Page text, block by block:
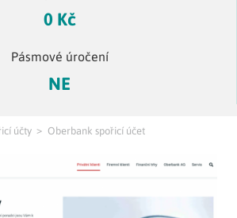
0 Kč
Pásmové úročení
NE
účty Oberbank spořicí účet